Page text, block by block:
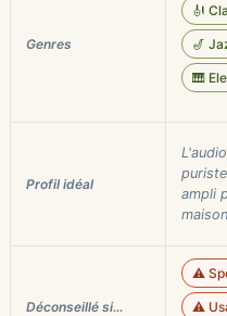
Genres
🎻
🎷
🎹
Profil idéal
ampli
Déconseillé si…
⚠️
⚠️